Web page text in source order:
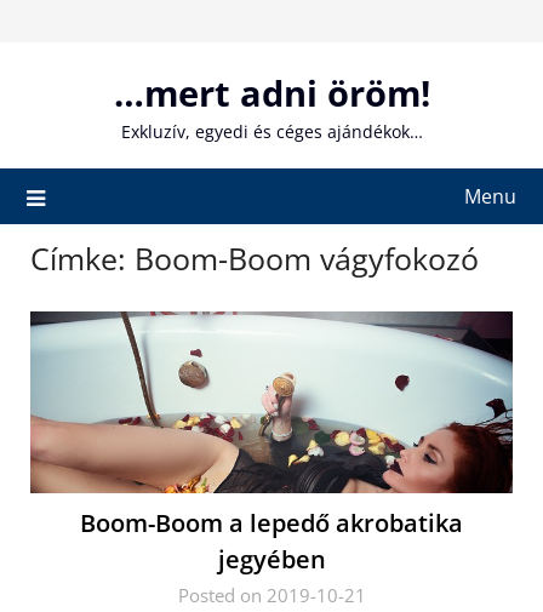
…mert adni öröm!
Exkluzív, egyedi és céges ajándékok…
Menu
Címke: Boom-Boom vágyfokozó
Boom-Boom a lepedő akrobatika
jegyében
Posted on 2019-10-21